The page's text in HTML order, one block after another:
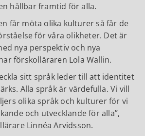
hållbar framtid för alla.
får möta olika kulturer så får de
för våra olikheter. Det är
nya perspektiv och nya
förskolläraren Lola Wallin.
sitt språk leder till att identitet
Alla språk är värdefulla. Vi vill
olika språk och kulturer för vi
och utvecklande för alla ,
Linnéa Arvidsson.